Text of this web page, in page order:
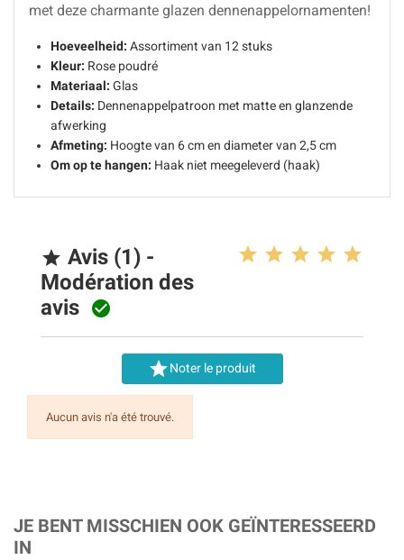
met deze charmante glazen dennenappelornamenten!
Hoeveelheid: Assortiment van 12 stuks
Kleur: Rose poudré
Materiaal: Glas
Details: Dennenappelpatroon met matte en glanzende
afwerking
Afmeting: Hoogte van 6 cm en diameter van 2,5 cm
Om op te hangen: Haak niet meegeleverd (haak)
 Avis (1) -
Modération des
avis 
Noter le produit
Aucun avis n'a été trouvé.
JE BENT MISSCHIEN OOK GEÏNTERESSEERD
IN